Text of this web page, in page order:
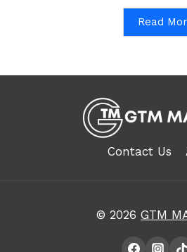
Read
Contact Us
© 2026 GTM